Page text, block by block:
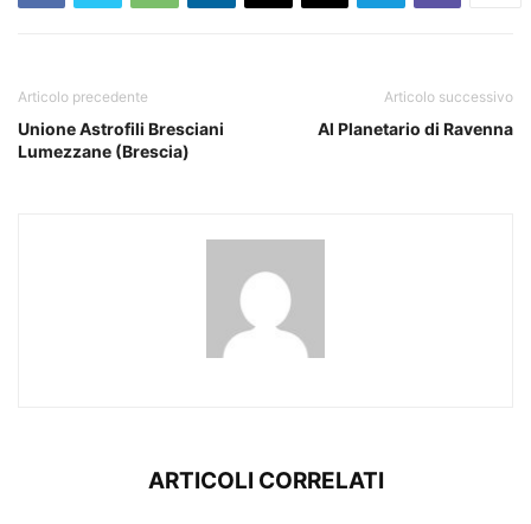
Articolo precedente
Unione Astrofili Bresciani
Lumezzane (Brescia)
Articolo successivo
Al Planetario di Ravenna
ARTICOLI CORRELATI